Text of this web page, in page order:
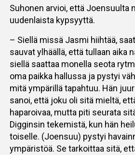
Suhonen arvioi, että Joensuulta
uudenlaista kypsyyttä.
– Siellä missä Jasmi hiihtää,
sauvat ylhäällä, että tullaan aika
siellä saattaa monella seota
oma paikka hallussa ja pystyi
mitä ympärillä tapahtuu. Hän
sanoi, että joku oli sitä mieltä,
haparoivaa, mutta piti seurata
Digginsin tekemistä, kun hän
toiselle. (Joensuu) pystyi
ympäristöä. Se tarkoittaa sitä,